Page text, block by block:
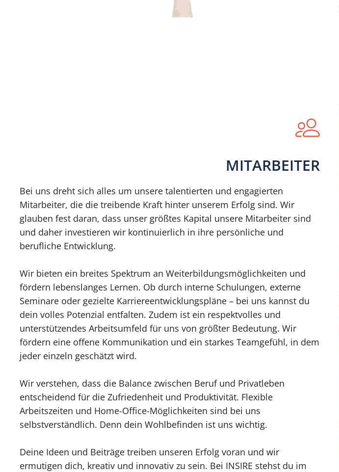
MITARBEITER
Bei uns dreht sich alles um unsere talentierten und engagierten
Mitarbeiter, die die treibende Kraft hinter unserem Erfolg sind. Wir
glauben fest daran, dass unser größtes Kapital unsere Mitarbeiter sind
und daher investieren wir kontinuierlich in ihre persönliche und
berufliche Entwicklung.
Wir bieten ein breites Spektrum an Weiterbildungsmöglichkeiten und
fördern lebenslanges Lernen. Ob durch interne Schulungen, externe
Seminare oder gezielte Karriereentwicklungspläne – bei uns kannst du
dein volles Potenzial entfalten. Zudem ist ein respektvolles und
unterstützendes Arbeitsumfeld für uns von größter Bedeutung. Wir
fördern eine offene Kommunikation und ein starkes Teamgefühl, in dem
jeder einzeln geschätzt wird.
Wir verstehen, dass die Balance zwischen Beruf und Privatleben
entscheidend für die Zufriedenheit und Produktivität. Flexible
Arbeitszeiten und Home-Office-Möglichkeiten sind bei uns
selbstverständlich. Denn dein Wohlbefinden ist uns wichtig.
Deine Ideen und Beiträge treiben unseren Erfolg voran und wir
ermutigen dich, kreativ und innovativ zu sein. Bei INSIRE stehst du im